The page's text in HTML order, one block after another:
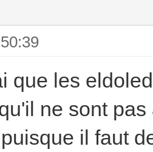
que les
ne sont
il faut